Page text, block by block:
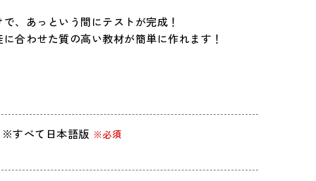
、あっという間にテストが完成！
合わせた質の高い教材が簡単に作れます！
※すべて日本語版 ※必須